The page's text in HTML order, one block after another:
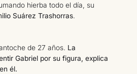
hierba todo el día, su
Suárez Trashorras.
de 27 años. La
Gabriel por su figura, explica
él.